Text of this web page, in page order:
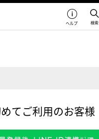
検索
ヘルプ
てご利用のお客様